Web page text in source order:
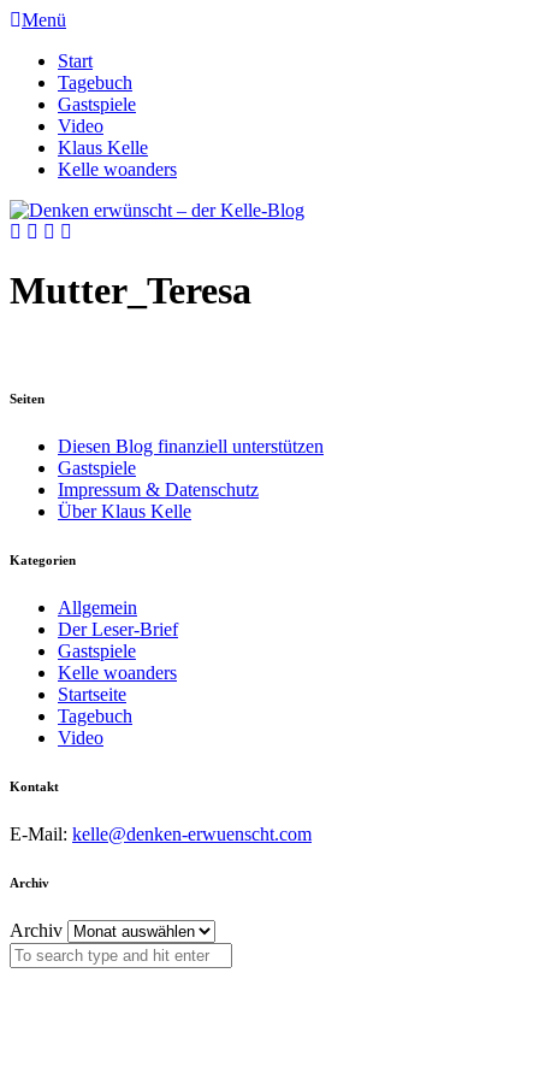
Menü
Start
Tagebuch
Gastspiele
Video
Klaus Kelle
Kelle woanders
Mutter_Teresa
Seiten
Diesen Blog finanziell unterstützen
Gastspiele
Impressum & Datenschutz
Über Klaus Kelle
Kategorien
Allgemein
Der Leser-Brief
Gastspiele
Kelle woanders
Startseite
Tagebuch
Video
Kontakt
E-Mail: kelle@denken-erwuenscht.com
Archiv
Archiv